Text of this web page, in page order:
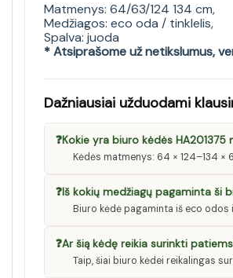
Matmenys: 64/63/124 134 cm,
Medžiagos: eco oda / tinklelis,
Spalva: juoda
* Atsiprašome už netikslumus,
Dažniausiai užduodami
❓Kokie yra biuro kėdės HA201375
Kėdės matmenys: 64 × 124–134 ×
❓Iš kokių medžiagų pagaminta ši
Biuro kėdė pagaminta iš eco odos
❓Ar šią kėdę reikia surinkti
Taip, šiai biuro kėdei reikalingas